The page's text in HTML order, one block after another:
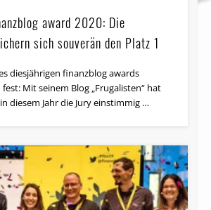
award 2020: Die
sich souverän den Platz 1
diesjährigen finanzblog awards
Mit seinem Blog „Frugalisten“ hat
diesem Jahr die Jury einstimmig …